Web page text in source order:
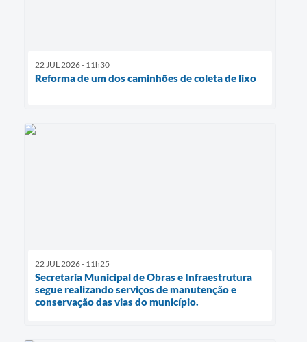
22 JUL 2026 - 11h30
Reforma de um dos caminhões de coleta de lixo
22 JUL 2026 - 11h25
Secretaria Municipal de Obras e Infraestrutura
segue realizando serviços de manutenção e
conservação das vias do município.